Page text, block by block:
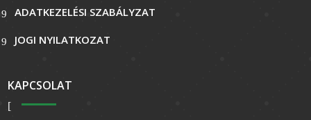
ADATKEZELÉSI SZABÁLYZAT
JOGI NYILATKOZAT
KAPCSOLAT